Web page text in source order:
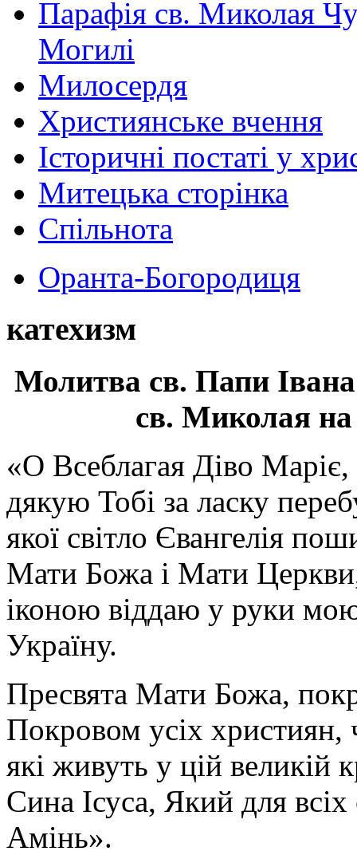
Парафія св. Миколая
Могилі
Милосердя
Християнське вчення
Історичні постаті у
Митецька сторінка
Спільнота
Оранта-Богородиця
катехизм
Молитва св. Папи
св. Миколая на
«О Всеблагая Діво
дякую Тобі за ласку
якої світло Євангелія
Мати Божа і Мати
іконою віддаю у руки
Україну.
Пресвята Мати Божа,
Покровом усіх християн,
які живуть у цій великій
Сина Ісуса, Який для
Амінь».